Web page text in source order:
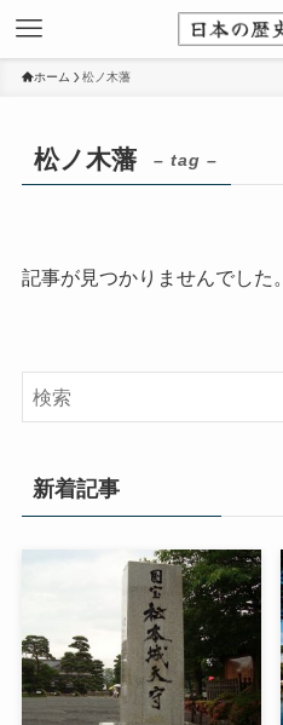
ホーム 松ノ木藩
松ノ木藩 – tag –
記事が見つかりませんでした。
新着記事